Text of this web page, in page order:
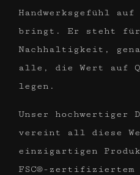
Handwerksgefühl
bringt. Er steht für
Nachhaltigkeit,
alle, die Wert auf
legen.
Unser hochwertiger
vereint all diese
einzigartigen
FSC®-zertifiziertem